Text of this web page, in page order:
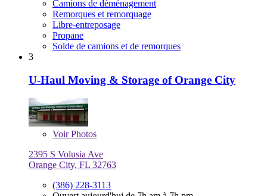
Camions de déménagement
Remorques et remorquage
Libre-entreposage
Propane
Solde de camions et de remorques
3
U-Haul Moving & Storage of Orange City
VoirPhotos
2395 S Volusia Ave
Orange City, FL 32763
(386) 228-3113